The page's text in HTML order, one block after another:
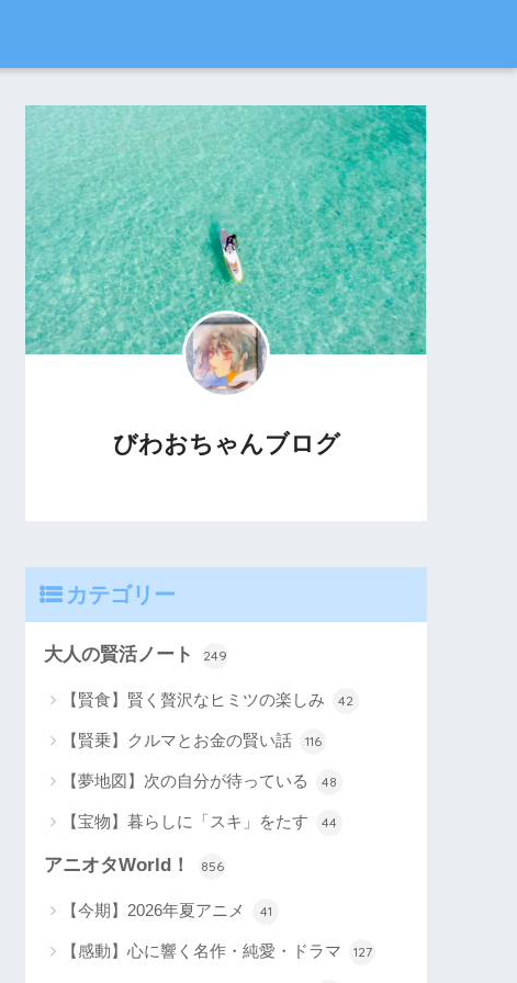
びわおちゃんブログ
カテゴリー
大人の賢活ノート 249
【賢食】賢く贅沢なヒミツの楽しみ 42
【賢乗】クルマとお金の賢い話 116
【夢地図】次の自分が待っている 48
【宝物】暮らしに「スキ」をたす 44
アニオタWorld！ 856
【今期】2026年夏アニメ 41
【感動】心に響く名作・純愛・ドラマ 127